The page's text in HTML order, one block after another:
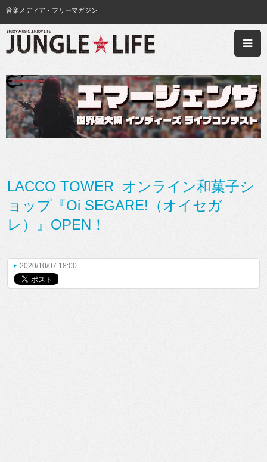
音楽メディア・フリーマガジン
LACCO TOWER オンライン和菓子シ
ョップ『Oi SEGARE!（オイセガ
レ）』OPEN！
2020/10/07 18:00